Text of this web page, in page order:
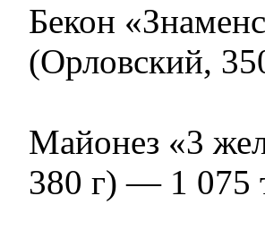
Бекон
(Орловский,
Майонез «3
380 г) — 1 075